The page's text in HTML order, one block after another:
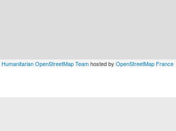
Humanitarian OpenStreetMap Teamhosted by OpenStreetMap France